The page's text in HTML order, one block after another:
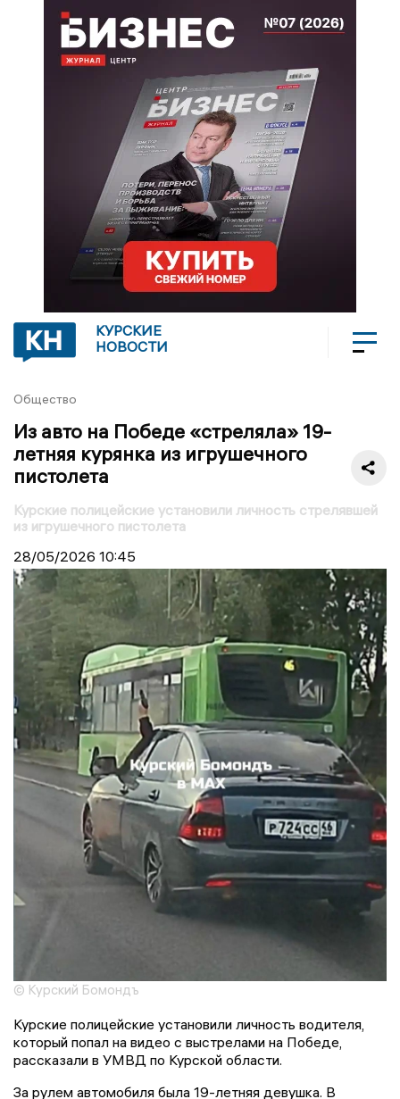
КУРСКИЕ
НОВОСТИ
Общество
Из авто на Победе «стреляла» 19-
летняя курянка из игрушечного
пистолета
Курские полицейские установили личность стрелявшей
из игрушечного пистолета
28/05/2026 10:45
© Курский Бомондъ
Курские полицейские установили личность водителя,
который попал на видео с выстрелами на Победе,
рассказали в УМВД по Курской области.
За рулем автомобиля была 19-летняя девушка. В